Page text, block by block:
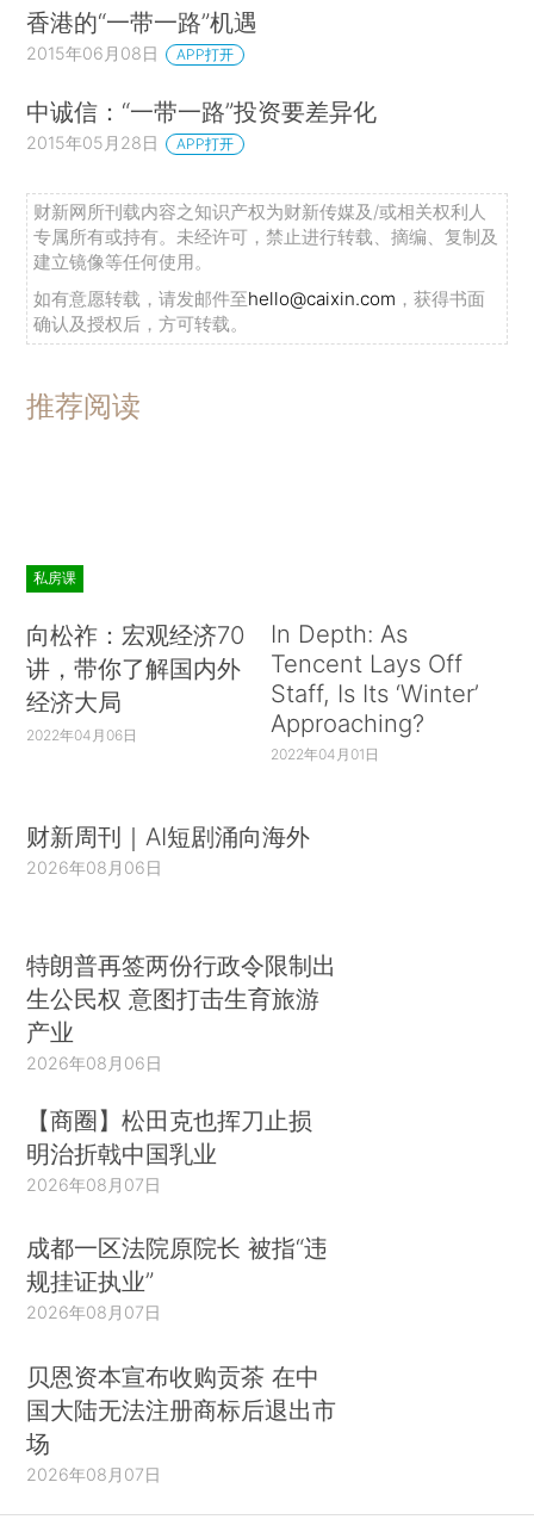
香港的“一带一路”机遇
2015年06月08日 APP打开
中诚信：“一带一路”投资要差异化
2015年05月28日 APP打开
财新网所刊载内容之知识产权为财新传媒及/或相关权利人
专属所有或持有。未经许可，禁止进行转载、摘编、复制及
建立镜像等任何使用。
如有意愿转载，请发邮件至hello@caixin.com ，获得书面
确认及授权后，方可转载。
推荐阅读
私房课
向松祚：宏观经济70
讲，带你了解国内外
经济大局
2022年04月06日
In Depth: As
Tencent Lays Off
Staff, Is Its ‘Winter’
Approaching?
2022年04月01日
财新周刊｜AI短剧涌向海外
2026年08月06日
特朗普再签两份行政令限制出
生公民权 意图打击生育旅游
产业
2026年08月06日
【商圈】松田克也挥刀止损
明治折戟中国乳业
2026年08月07日
成都一区法院原院长 被指“违
规挂证执业”
2026年08月07日
贝恩资本宣布收购贡茶 在中
国大陆无法注册商标后退出市
场
2026年08月07日